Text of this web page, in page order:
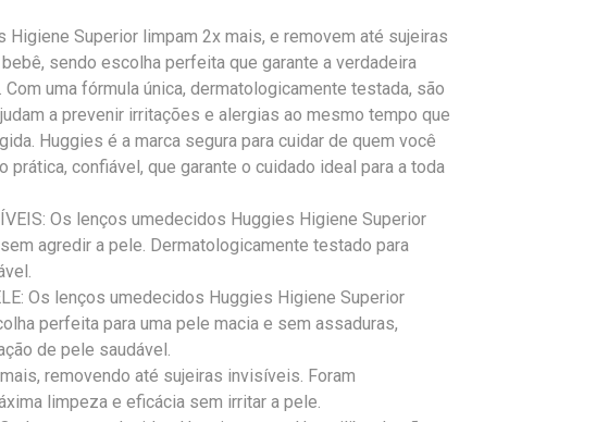
Superior limpam 2x mais, e removem até sujeiras
sendo escolha perfeita que garante a verdadeira
uma fórmula única, dermatologicamente testada, são
a prevenir irritações e alergias ao mesmo tempo que
Huggies é a marca segura para cuidar de quem você
prática, confiável, que garante o cuidado ideal para a toda
Os lenços umedecidos Huggies Higiene Superior
agredir a pele. Dermatologicamente testado para
Os lenços umedecidos Huggies Higiene Superior
perfeita para uma pele macia e sem assaduras,
de pele saudável.
removendo até sujeiras invisíveis. Foram
limpeza e eficácia sem irritar a pele.